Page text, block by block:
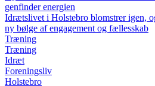
genfinder energien
Idrætslivet i Holstebro blomstrer igen,
ny bølge af engagement og fællesskab
Træning
Træning
Idræt
Foreningsliv
Holstebro